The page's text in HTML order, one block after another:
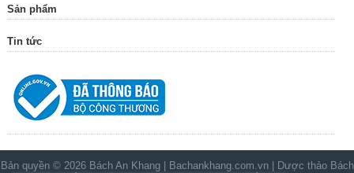
Sản phẩm
Tin tức
Bản quyền © 2026 Bách An Khang | Bachankhang.com.vn | Dược thảo Bách